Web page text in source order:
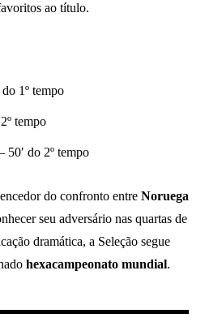
ao título.
1º tempo
tempo
do 2º tempo
do confronto entre Noruega
seu adversário nas quartas de
dramática, a Seleção segue
hexacampeonato mundial.